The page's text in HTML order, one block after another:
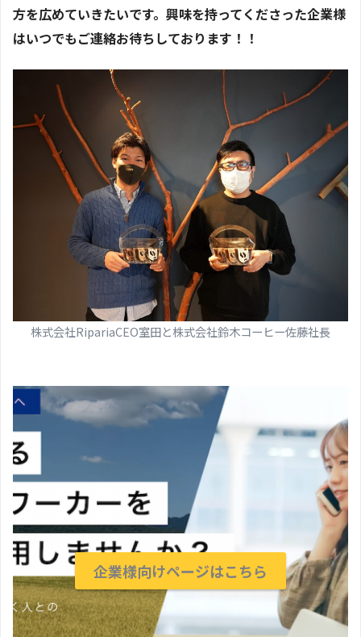
方を広めていきたいです。興味を持ってくださった企業様
はいつでもご連絡お待ちしております！！
株式会社RipariaCEO室田と株式会社鈴木コーヒー佐藤社長
企業様向けページはこちら